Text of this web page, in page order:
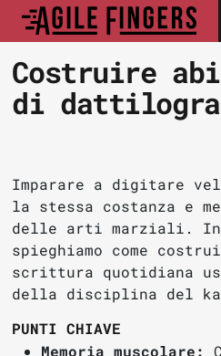
Costruire
di
Imparare a digitare
la stessa costanza e
delle arti marziali. In
spieghiamo come
scrittura quotidiana
della disciplina del
PUNTI CHIAVE
Memoria muscolare: